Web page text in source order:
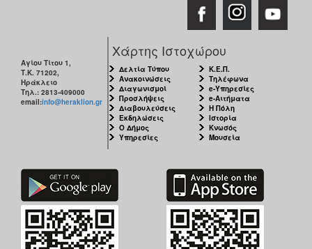
Αγίου Τίτου 1,
Τ.Κ. 71202,
Ηράκλειο
Τηλ.: 2813-409000
email:info@heraklion.gr
Χάρτης Ιστοχώρου
Δελτία Τύπου
Ανακοινώσεις
Διαγωνισμοί
Προσλήψεις
Διαβουλεύσεις
Εκδηλώσεις
Ο Δήμος
Υπηρεσίες
Κ.Ε.Π.
Τηλέφωνα
e-Υπηρεσίες
e-Αιτήματα
Η Πόλη
Ιστορία
Κνωσός
Μουσεία